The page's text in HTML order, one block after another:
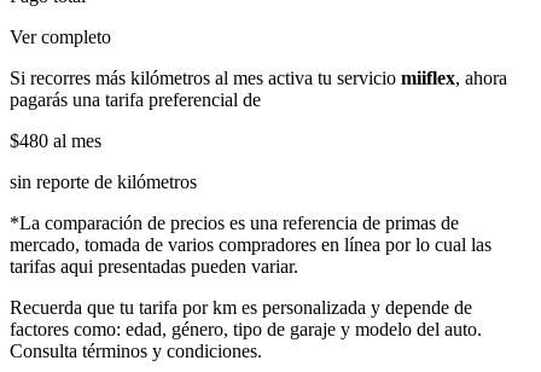
Ver completo
Si recorres más kilómetros al mes activa tu servicio miiflex, ahora
pagarás una tarifa preferencial de
$480 al mes
sin reporte de kilómetros
*La comparación de precios es una referencia de primas de
mercado, tomada de varios compradores en línea por lo cual las
tarifas aqui presentadas pueden variar.
Recuerda que tu tarifa por km es personalizada y depende de
factores como: edad, género, tipo de garaje y modelo del auto.
Consulta términos y condiciones.